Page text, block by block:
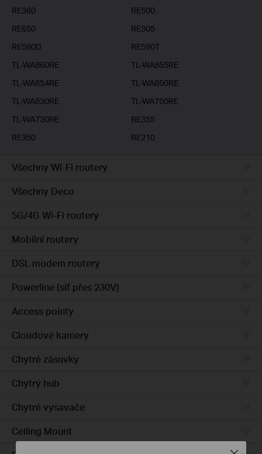
RE360
RE500
RE650
RE305
RE580D
RE590T
TL-WA860RE
TL-WA855RE
TL-WA854RE
TL-WA850RE
TL-WA830RE
TL-WA750RE
TL-WA730RE
RE355
RE350
RE210
Všechny Wi-Fi routery
Všechny Deco
5G/4G Wi-Fi routery
Mobilní routery
DSL modem routery
Powerline (síť přes 230V)
Access pointy
Cloudové kamery
Chytré zásuvky
Chytrý hub
Chytré vysavače
Ceiling Mount